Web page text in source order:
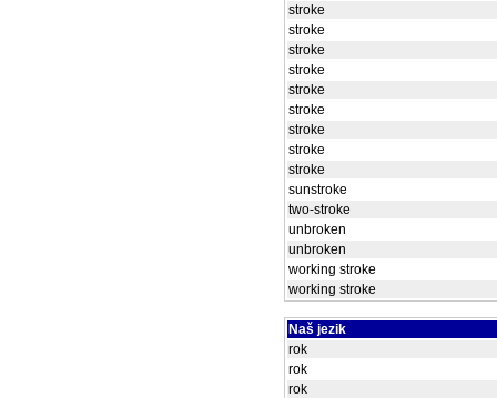
stroke
stroke
stroke
stroke
stroke
stroke
stroke
stroke
stroke
sunstroke
two-stroke
unbroken
unbroken
working stroke
working stroke
Naš jezik
rok
rok
rok